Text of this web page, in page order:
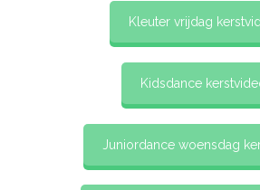
Kleuter vrijdag
Kidsdance
Juniordance woensdag